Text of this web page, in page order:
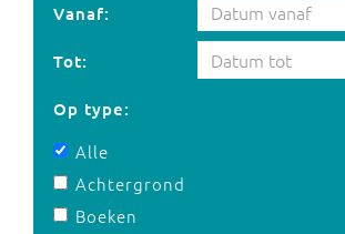
Vanaf:
Tot:
Op type:
Alle
Achtergrond
Boeken